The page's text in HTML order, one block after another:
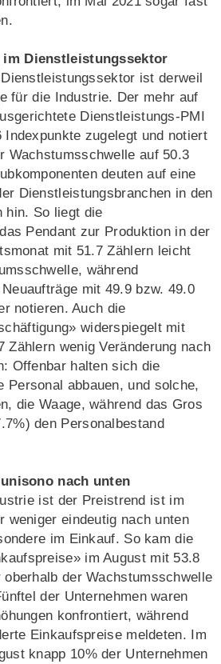
Dienstleistungssektor
ist derweil
für die Industrie. Der mehr auf
Dienstleistungs-PMI
Indexpunkte zugelegt und notiert
Wachstumsschwelle auf 50.3
deuten auf eine
Dienstleistungsbranchen in den
hin. So liegt die
Pendant zur Produktion in der
mit 51.7 Zählern leicht
während
mit 49.9 bzw. 49.0
notieren. Auch die
widerspiegelt mit
Zählern wenig Veränderung nach
Offenbar halten sich die
Personal abbauen, und solche,
die Waage, während das Gros
den Personalbestand
nach unten
ist der Preistrend ist im
weniger eindeutig nach unten
im Einkauf. So kam die
im August mit 53.8
der Wachstumsschwelle
der Unternehmen waren
konfrontiert, während
Einkaufspreise meldeten. Im
knapp 10% der Unternehmen